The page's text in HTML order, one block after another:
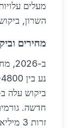
מעלים
השרון,
מחירים
ב-
זרות